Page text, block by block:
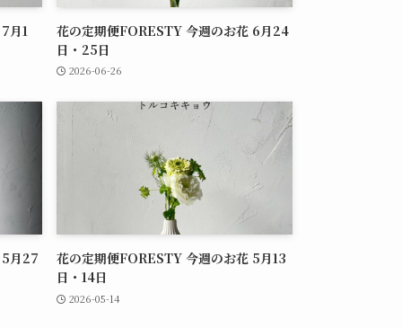
月1
花の定期便FORESTY 今週のお花 6月24
日・25日
2026-06-26
月27
花の定期便FORESTY 今週のお花 5月13
日・14日
2026-05-14